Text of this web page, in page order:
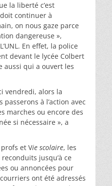
la liberté c’est
continuer à
on nous gaze parce
dangereuse »,
En effet, la police
devant le lycée Colbert
aussi qui a ouvert les
vendredi, alors la
à l’action avec
marches ou encore des
si nécessaire », a
et Vie scolaire, les
jusqu’à ce
ou annoncées pour
ont été adressés